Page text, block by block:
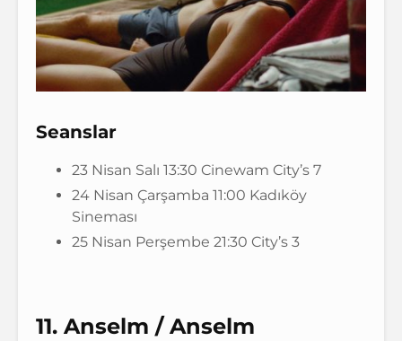
Seanslar
23 Nisan Salı 13:30 Cinewam City’s 7
24 Nisan Çarşamba 11:00 Kadıköy
Sineması
25 Nisan Perşembe 21:30 City’s 3
11. Anselm / Anselm